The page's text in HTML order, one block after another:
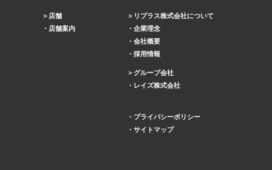
店舗
店舗案内
リプラス株式会社について
企業理念
会社概要
採用情報
グループ会社
レイズ株式会社
プライバシーポリシー
サイトマップ